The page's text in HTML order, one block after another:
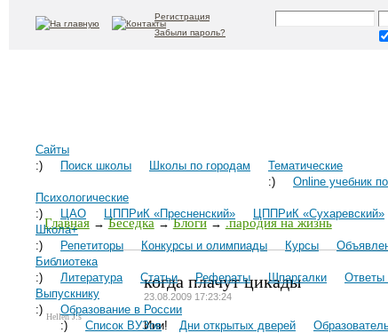
Регистрация
Забыли пароль?
Сайты
:)
Поиск школы Школы по городам
Тематические
:)
Online учебник
Психологические
:)
ЦАО ЦППРиК «Пресненский» ЦППРиК «Сухаревский»
Школа+
:)
Репетиторы Конкурсы и олимпиады Курсы
Библиотека
:)
Литература Статьи Рефераты Шпаргалки Ответы
Выпускнику
:)
Образование в России
:)
Список ВУЗов Дни открытых дверей
Главная→Беседка→Блоги→.пародия на жизнь
Hellen J.s
когда плачут цикады
23.08.2009 17:23:24
Иии!